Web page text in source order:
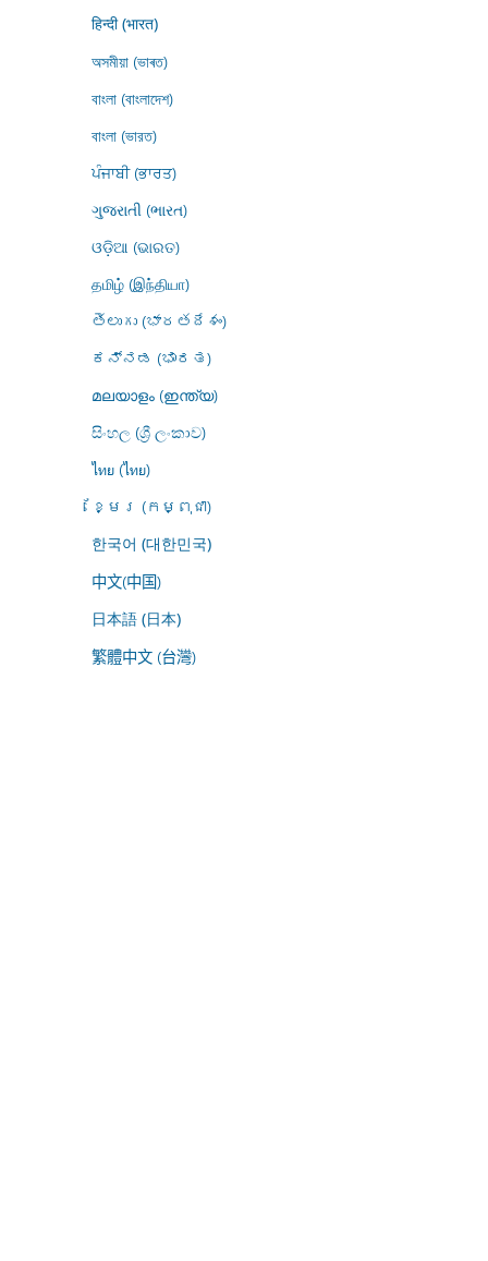
हिन्दी (भारत)
অসমীয়া (ভাৰত)
বাংলা (বাংলাদেশ)
বাংলা (ভারত)
ਪੰਜਾਬੀ (ਭਾਰਤ)
ગુજરાતી (ભારત)
ଓଡ଼ିଆ (ଭାରତ)
தமிழ் (இந்தியா)
తెలుగు (భారతదేశం)
ಕನ್ನಡ (ಭಾರತ)
മലയാളം (ഇന്ത്യ)
සිංහල (ශ්‍රී ලංකාව)
ไทย (ไทย)
ខ្មែរ (កម្ពុជា)
한국어 (대한민국)
中文(中国)
日本語 (日本)
繁體中文 (台灣)